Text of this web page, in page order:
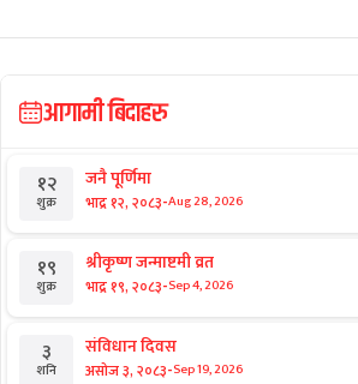
आगामी बिदाहरु
१२
शुक्र
जनै पूर्णिमा
भाद्र १२, २०८३-Aug 28, 2026
१९
शुक्र
श्रीकृष्ण जन्माष्टमी व्रत
भाद्र १९, २०८३-Sep 4, 2026
३
शनि
संविधान दिवस
असोज ३, २०८३-Sep 19, 2026